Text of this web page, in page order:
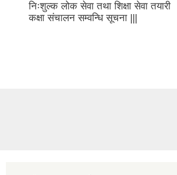
निःशुल्क लोक सेवा तथा शिक्षा सेवा तयारी
कक्षा संचालन सम्वन्धि सूचना |||